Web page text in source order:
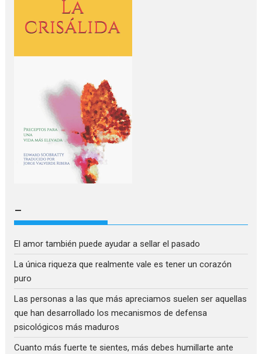
–
El amor también puede ayudar a sellar el pasado
La única riqueza que realmente vale es tener un corazón
puro
Las personas a las que más apreciamos suelen ser aquellas
que han desarrollado los mecanismos de defensa
psicológicos más maduros
Cuanto más fuerte te sientes, más debes humillarte ante